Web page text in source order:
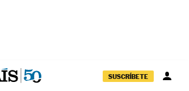
SUSCRÍBETE